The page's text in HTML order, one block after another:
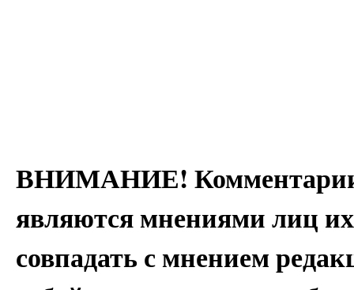
ВНИМАНИЕ! Комментарии
являются мнениями лиц
совпадать с мнением